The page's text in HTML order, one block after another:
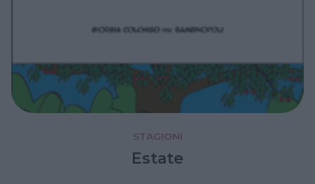
STAGIONI
Estate